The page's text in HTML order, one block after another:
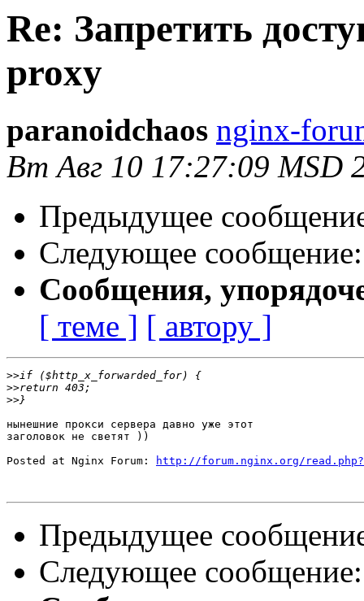
Re: Запретить
proxy
paranoidchaos nginx-
Вт Авг 10 17:27:09 MSD
Предыдущее
Следующее
Сообщения,
[ теме ] [ автору ]
>>
>>
>>
нынешние прокси сервера давно уже этот
заголовок не светят ))
Posted at Nginx Forum:
http://forum.nginx.org/
Предыдущее
Следующее